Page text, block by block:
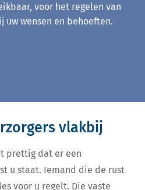
voor het regelen van
wensen en behoeften.
vlakbij
prettig dat er een
u staat. Iemand die de rust
voor u regelt. Die vaste